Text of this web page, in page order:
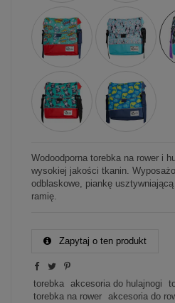
Wodoodporna torebka na rower i
wysokiej jakości tkanin.
odblaskowe, piankę
ramię.
Zapytaj o ten produkt
torebka akcesoria do hulajnogi
torebka na rower
akcesoria do